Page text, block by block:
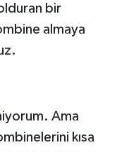
bir
almaya
Ama
kısa